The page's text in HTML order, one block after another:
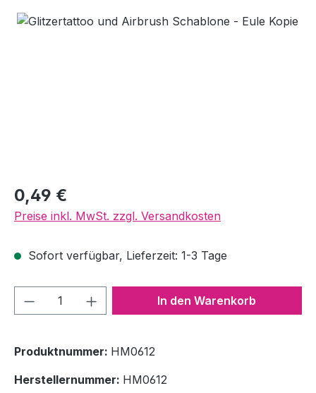
Bildergalerie überspringen
Regulärer Preis:
0,49 €
Preise inkl. MwSt. zzgl. Versandkosten
Sofort verfügbar, Lieferzeit: 1-3 Tage
Produkt Anzahl: Gib denIn den Warenkorb
Produktnummer: HM0612
Herstellernummer: HM0612